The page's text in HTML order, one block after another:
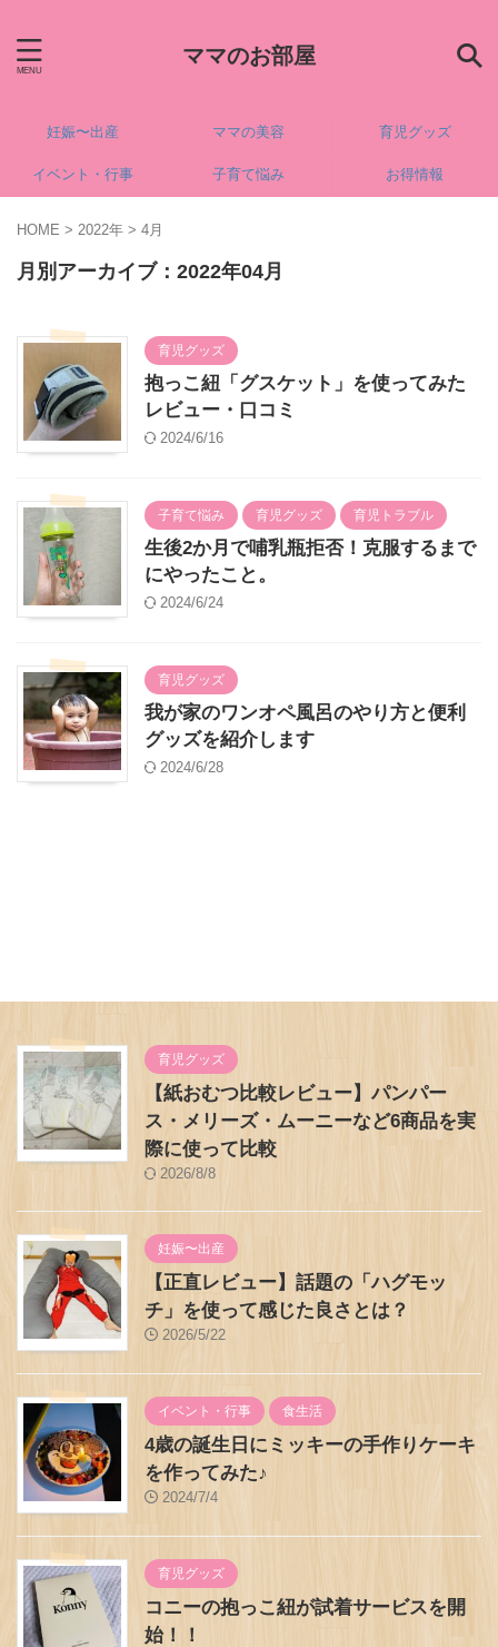
ママのお部屋
妊娠〜出産 ママの美容 育児グッズ
イベント・行事 子育て悩み お得情報
HOME > 2022年 > 4月
月別アーカイブ：2022年04月
育児グッズ
抱っこ紐「グスケット」を使ってみた
レビュー・口コミ
2024/6/16
子育て悩み 育児グッズ 育児トラブル
生後2か月で哺乳瓶拒否！克服するまで
にやったこと。
2024/6/24
育児グッズ
我が家のワンオペ風呂のやり方と便利
グッズを紹介します
2024/6/28
育児グッズ
【紙おむつ比較レビュー】パンパー
ス・メリーズ・ムーニーなど6商品を実
際に使って比較
2026/8/8
妊娠〜出産
【正直レビュー】話題の「ハグモッ
チ」を使って感じた良さとは？
2026/5/22
イベント・行事 食生活
4歳の誕生日にミッキーの手作りケーキ
を作ってみた♪
2024/7/4
育児グッズ
コニーの抱っこ紐が試着サービスを開
始！！